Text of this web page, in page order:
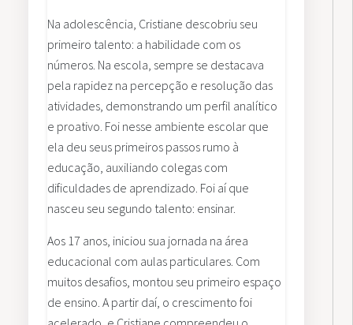
Na adolescência, Cristiane descobriu seu
primeiro talento: a habilidade com os
números. Na escola, sempre se destacava
pela rapidez na percepção e resolução das
atividades, demonstrando um perfil analítico
e proativo. Foi nesse ambiente escolar que
ela deu seus primeiros passos rumo à
educação, auxiliando colegas com
dificuldades de aprendizado. Foi aí que
nasceu seu segundo talento: ensinar.
Aos 17 anos, iniciou sua jornada na área
educacional com aulas particulares. Com
muitos desafios, montou seu primeiro espaço
de ensino. A partir daí, o crescimento foi